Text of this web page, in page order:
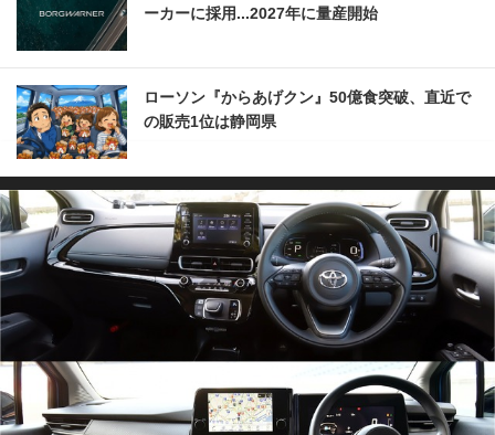
ーカーに採用...2027年に量産開始
ローソン『からあげクン』50億食突破、直近で
の販売1位は静岡県